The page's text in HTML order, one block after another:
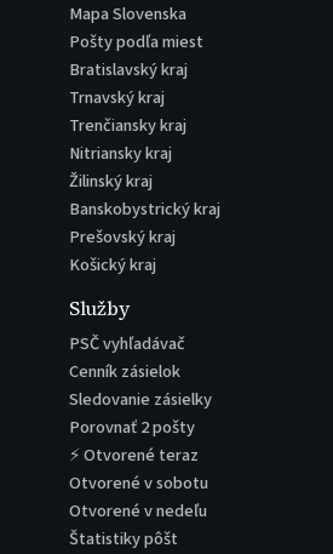
Mapa Slovenska
Pošty podľa miest
Bratislavský kraj
Trnavský kraj
Trenčiansky kraj
Nitriansky kraj
Žilinský kraj
Banskobystrický kraj
Prešovský kraj
Košický kraj
Služby
PSČ vyhľadávač
Cenník zásielok
Sledovanie zásielky
Porovnať 2 pošty
⚡ Otvorené teraz
Otvorené v sobotu
Otvorené v nedeľu
Štatistiky pôšt